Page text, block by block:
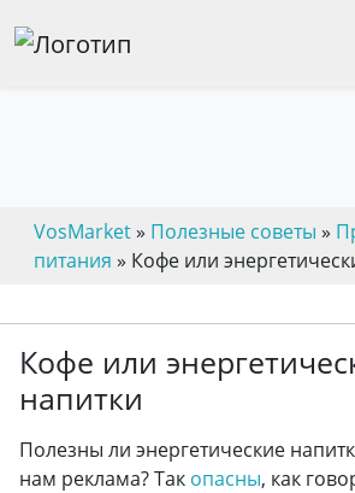
VosMarket» Полезные советы »
питания » Кофе или
Кофе или
напитки
Полезны ли энергетические
нам реклама? Так опасны, как